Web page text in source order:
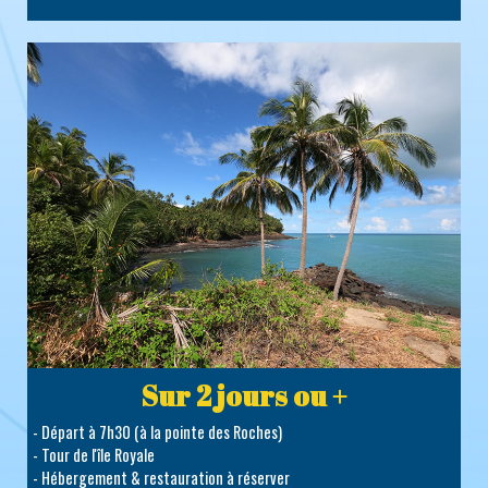
Sur 2 jours ou +
- Départ à 7h30 (à la pointe des Roches)
- Tour de l'île Royale
- Hébergement & restauration à réserver